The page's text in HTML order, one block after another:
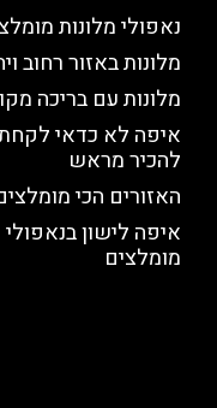
נאפולי מלונות
מלונות באזור רחוב
מלונות עם בריכה
איפה לא כדאי לקחת
להכיר מראש
האזורים הכי
איפה לישון
מומלצים